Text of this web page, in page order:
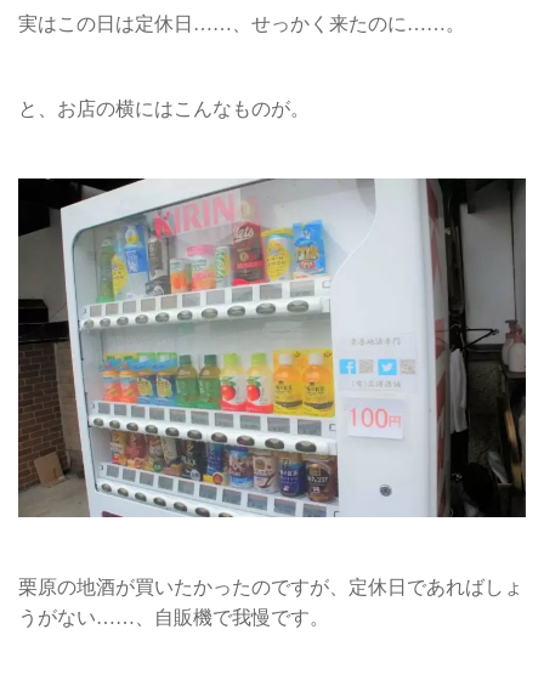
実はこの日は定休日……、せっかく来たのに……。
と、お店の横にはこんなものが。
栗原の地酒が買いたかったのですが、定休日であればしょ
うがない……、自販機で我慢です。